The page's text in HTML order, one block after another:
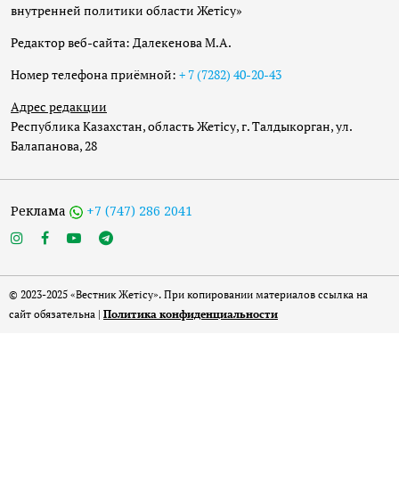
внутренней политики области Жетісу»
Редактор веб-сайта: Далекенова М.А.
Номер телефона приёмной: + 7 (7282) 40-20-43
Адрес редакции
Республика Казахстан, область Жетісу, г. Талдыкорган, ул.
Балапанова, 28
Реклама +7 (747) 286 2041
© 2023-2025 «Вестник Жетісу». При копировании материалов ссылка на
сайт обязательна | Политика конфиденциальности